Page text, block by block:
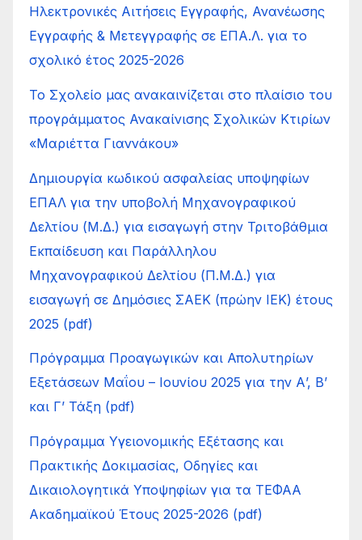
Ηλεκτρονικές Αιτήσεις Εγγραφής, Ανανέωσης
Εγγραφής & Μετεγγραφής σε ΕΠΑ.Λ. για το
σχολικό έτος 2025-2026
Το Σχολείο μας ανακαινίζεται στο πλαίσιο του
προγράμματος Ανακαίνισης Σχολικών Κτιρίων
«Μαριέττα Γιαννάκου»
Δημιουργία κωδικού ασφαλείας υποψηφίων
ΕΠΑΛ για την υποβολή Μηχανογραφικού
Δελτίου (Μ.Δ.) για εισαγωγή στην Τριτοβάθμια
Εκπαίδευση και Παράλληλου
Μηχανογραφικού Δελτίου (Π.Μ.Δ.) για
εισαγωγή σε Δημόσιες ΣΑΕΚ (πρώην ΙΕΚ) έτους
2025 (pdf)
Πρόγραμμα Προαγωγικών και Απολυτηρίων
Εξετάσεων Μαΐου – Ιουνίου 2025 για την Α’, Β’
και Γ’ Τάξη (pdf)
Πρόγραμμα Υγειονομικής Εξέτασης και
Πρακτικής Δοκιμασίας, Οδηγίες και
Δικαιολογητικά Υποψηφίων για τα ΤΕΦΑΑ
Ακαδημαϊκού Έτους 2025-2026 (pdf)